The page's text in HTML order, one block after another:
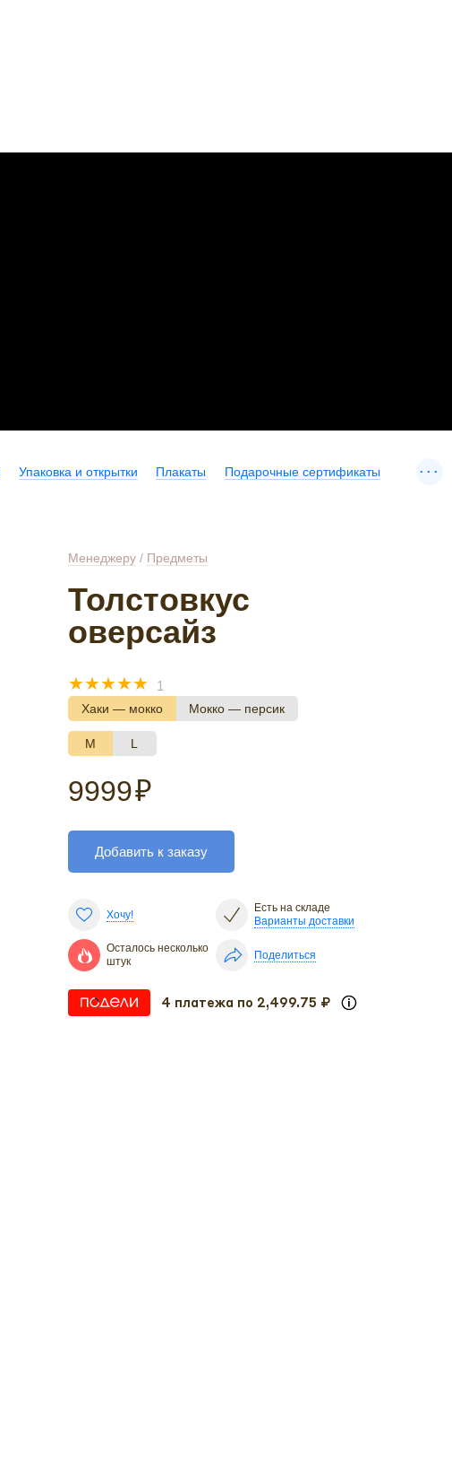
Упаковка и открытки Плакаты Подарочные сертификаты ...
Менеджеру / Предметы
Толстовкус
оверсайз
☆
☆
☆
☆
☆ 1
Хаки — мокко Мокко — персик
M L
9999₽
Добавить к заказу
Хочу!
Есть на складе
Варианты доставки
Осталось несколько
штук
Поделиться
4 платежа по 2,499.75 ₽